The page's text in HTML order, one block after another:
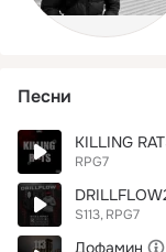
Песни
KILLING
RPG7
S113 RPG7
Дофамин